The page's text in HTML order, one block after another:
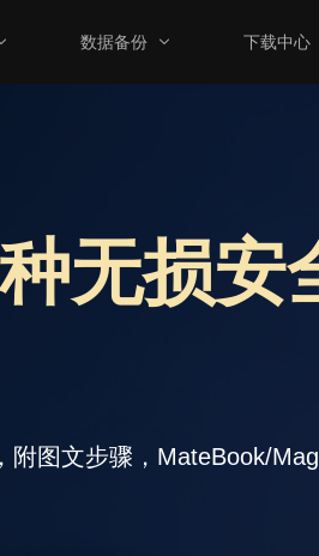
数据备份 下载中心
无损安
图文步骤，MateBook/